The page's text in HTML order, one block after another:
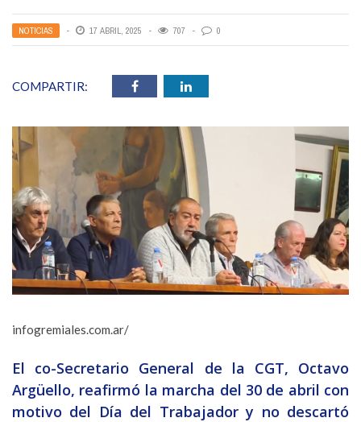
NOTICIAS 17 ABRIL, 2025 707 0
COMPARTIR:
infogremiales.com.ar/
El co-Secretario General de la CGT, Octavo
Argüello, reafirmó la marcha del 30 de abril con
motivo del Día del Trabajador y no descartó